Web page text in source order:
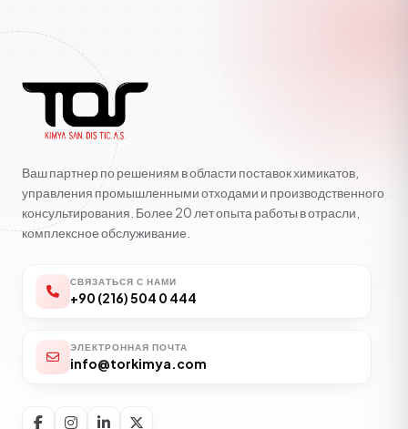
Ваш партнер по решениям в области поставок химикатов,
управления промышленными отходами и производственного
консультирования. Более 20 лет опыта работы в отрасли,
комплексное обслуживание.
СВЯЗАТЬСЯ С НАМИ
+90 (216) 504 0 444
ЭЛЕКТРОННАЯ ПОЧТА
info@torkimya.com